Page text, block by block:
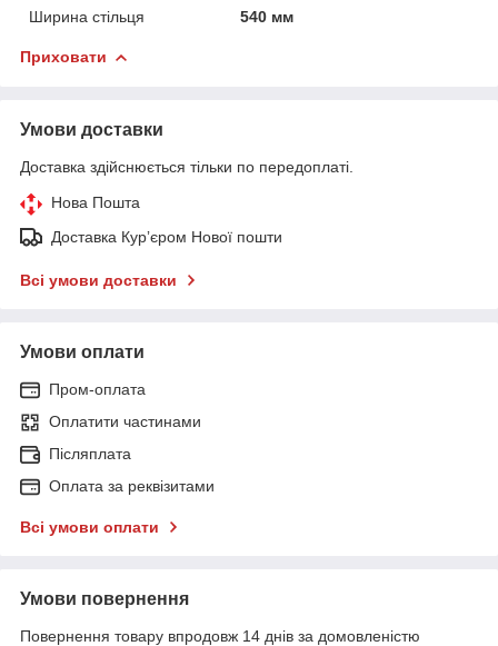
Ширина стільця
540 мм
Приховати
Умови доставки
Доставка здійснюється тільки по передоплаті.
Нова Пошта
Доставка Курʼєром Нової пошти
Всі умови доставки
Умови оплати
Пром-оплата
Оплатити частинами
Післяплата
Оплата за реквізитами
Всі умови оплати
Умови повернення
Повернення товару впродовж 14 днів за домовленістю